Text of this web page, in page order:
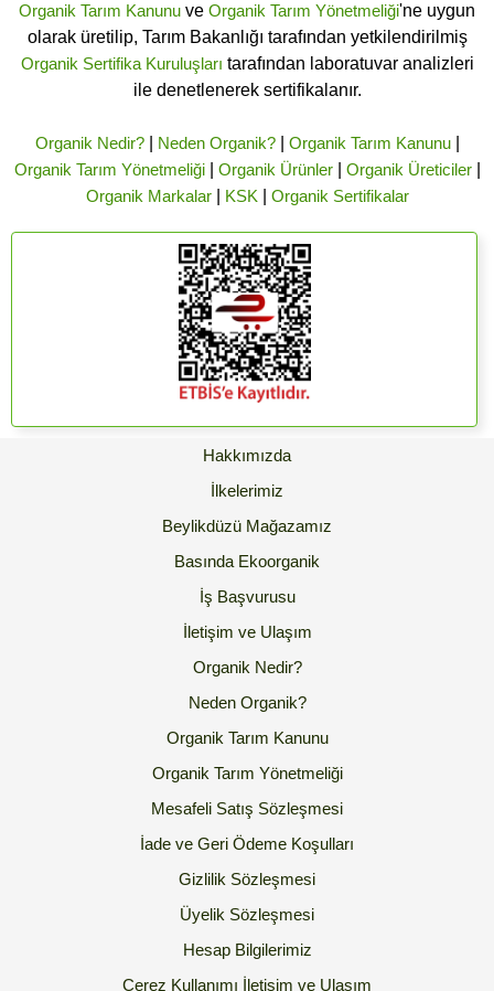
Organik Tarım Kanunu ve Organik Tarım Yönetmeliği'ne uygun
olarak üretilip, Tarım Bakanlığı tarafından yetkilendirilmiş
Organik Sertifika Kuruluşları tarafından laboratuvar analizleri
ile denetlenerek sertifikalanır.
Organik Nedir?| Neden Organik?| Organik Tarım Kanunu|
Organik Tarım Yönetmeliği| Organik Ürünler| Organik Üreticiler|
Organik Markalar| KSK Organik Sertifikalar
Hakkımızda
İlkelerimiz
Beylikdüzü Mağazamız
Basında Ekoorganik
İş Başvurusu
İletişim ve Ulaşım
Organik Nedir?
Neden Organik?
Organik Tarım Kanunu
Organik Tarım Yönetmeliği
Mesafeli Satış Sözleşmesi
İade ve Geri Ödeme Koşulları
Gizlilik Sözleşmesi
Üyelik Sözleşmesi
Hesap Bilgilerimiz
Çerez Kullanımı İletişim ve Ulaşım